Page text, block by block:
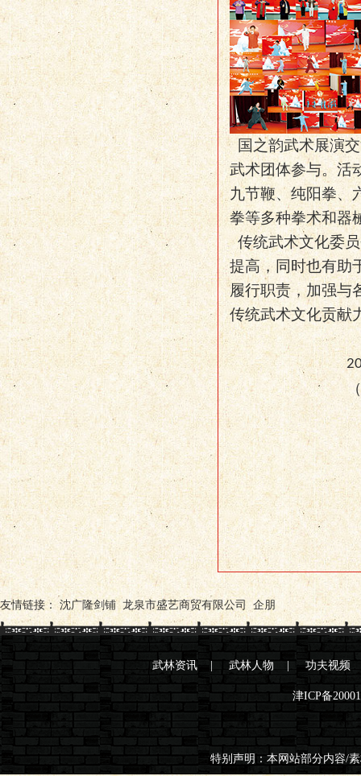
国之韵武术展演
武术团体参与。活
九节鞭、纯阳拳、
拳等多种拳术和器
传统武术文化委员
提高，同时也有助
履行职责，加强与
传统武术文化贡献
友情链接：沈广隆剑铺 龙泉市盛艺商贸有限公司 企朋
武林资讯 |武林人物 |功夫视频
津ICP备
特别声明：本网站部分内容/